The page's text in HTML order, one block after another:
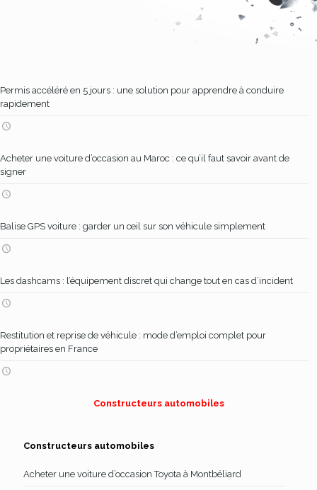
Permis accéléré en 5 jours : une solution pour apprendre à conduire
rapidement
Acheter une voiture d’occasion au Maroc : ce qu’il faut savoir avant de
signer
Balise GPS voiture : garder un œil sur son véhicule simplement
Les dashcams : l’équipement discret qui change tout en cas d’incident
Restitution et reprise de véhicule : mode d’emploi complet pour
propriétaires en France
Constructeurs automobiles
Constructeurs automobiles
Acheter une voiture d’occasion Toyota à Montbéliard